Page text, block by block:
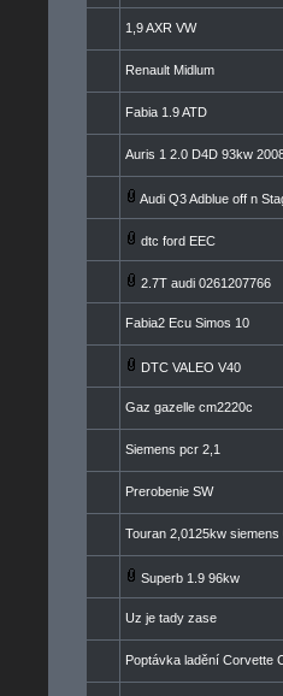
1,9 AXR VW
Renault Midlum
Fabia 1.9 ATD
Auris 1 2.0 D4D 93kw
Audi Q3 Adblue off n
dtc ford EEC
2.7T audi 0261207766
Fabia2 Ecu Simos 10
DTC VALEO V40
Gaz gazelle cm2220c
Siemens pcr 2,1
Prerobenie SW
Touran 2,0125kw
Superb 1.9 96kw
Uz je tady zase
Poptávka ladění Corvette